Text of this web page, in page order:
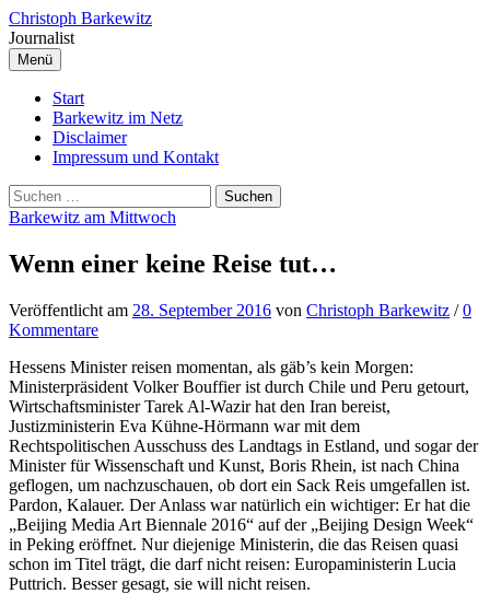
Springe
zum
Inhalt
Christoph Barkewitz
Journalist
Menü
Start
Barkewitz im Netz
Disclaimer
Impressum und Kontakt
Suchen
nach:
Barkewitz am Mittwoch
Wenn einer keine Reise tut…
Veröffentlicht am 28. September 2016 von Christoph Barkewitz /0
Kommentare
Hessens Minister reisen momentan, als gäb’s kein Morgen:
Ministerpräsident Volker Bouffier ist durch Chile und Peru getourt,
Wirtschaftsminister Tarek Al-Wazir hat den Iran bereist,
Justizministerin Eva Kühne-Hörmann war mit dem
Rechtspolitischen Ausschuss des Landtags in Estland, und sogar der
Minister für Wissenschaft und Kunst, Boris Rhein, ist nach China
geflogen, um nachzuschauen, ob dort ein Sack Reis umgefallen ist.
Pardon, Kalauer. Der Anlass war natürlich ein wichtiger: Er hat die
„Beijing Media Art Biennale 2016“ auf der „Beijing Design Week“
in Peking eröffnet. Nur diejenige Ministerin, die das Reisen quasi
schon im Titel trägt, die darf nicht reisen: Europaministerin Lucia
Puttrich. Besser gesagt, sie will nicht reisen.